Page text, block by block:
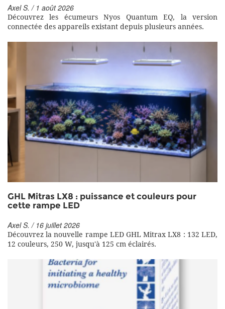
Axel S. / 1 août 2026
Découvrez les écumeurs Nyos Quantum EQ, la version
connectée des appareils existant depuis plusieurs années.
GHL Mitras LX8 : puissance et couleurs pour
cette rampe LED
Axel S. / 16 juillet 2026
Découvrez la nouvelle rampe LED GHL Mitrax LX8 : 132 LED,
12 couleurs, 250 W, jusqu'à 125 cm éclairés.